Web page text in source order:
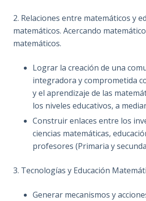
2. Relaciones entre matemáticos y
matemáticos. Acercando
matemáticos.
Lograr la creación de una
integradora y comprometida
y el aprendizaje de las
los niveles educativos, a
Construir enlaces entre los
ciencias matemáticas,
profesores (Primaria y
3. Tecnologías y Educación
Generar mecanismos y